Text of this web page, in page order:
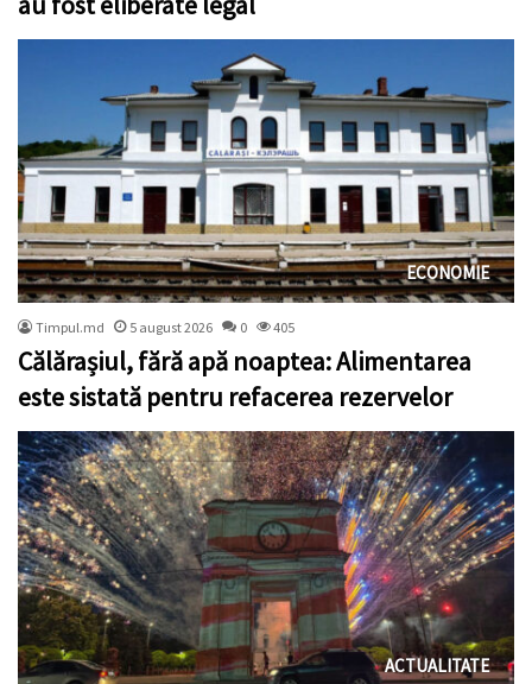
ECONOMIE
Timpul.md 5 august 2026 0 405
Călărașiul, fără apă noaptea: Alimentarea
este sistată pentru refacerea rezervelor
ACTUALITATE